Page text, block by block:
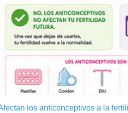
los anticonceptivos a la